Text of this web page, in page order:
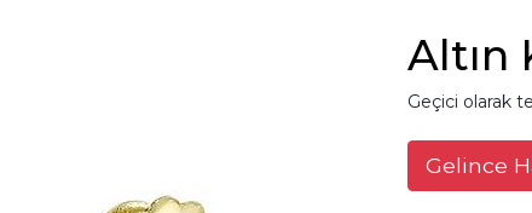
Altın
Geçici olarak
Gelince